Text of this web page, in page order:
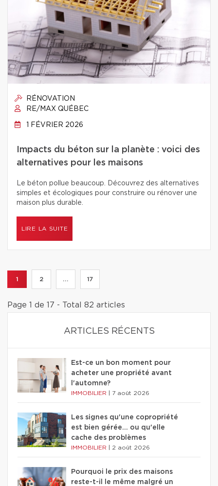
RÉNOVATION
RE/MAX QUÉBEC
1 FÉVRIER 2026
Impacts du béton sur la planète : voici des
alternatives pour les maisons
Le béton pollue beaucoup. Découvrez des alternatives
simples et écologiques pour construire ou rénover une
maison plus durable.
LIRE LA SUITE
1 2 ... 17
Page 1 de 17 - Total 82 articles
ARTICLES RÉCENTS
Est-ce un bon moment pour
acheter une propriété avant
l'automne?
IMMOBILIER 7 août 2026
Les signes qu'une copropriété
est bien gérée… ou qu'elle
cache des problèmes
IMMOBILIER 2 août 2026
Pourquoi le prix des maisons
reste-t-il le même malgré un